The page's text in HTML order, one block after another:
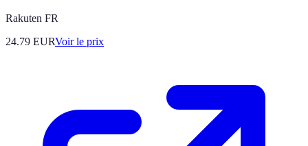
Rakuten FR
24.79 EURVoir le prix